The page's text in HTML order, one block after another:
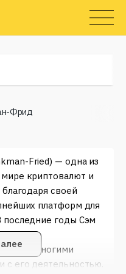
Фрид
Fried) — одна из
криптовалют и
своей
платформ для
последние годы Сэм
так и многими
с его деятельностью.